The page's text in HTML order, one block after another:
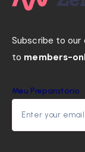
Subscribe to our
to members-
Meu Preparatório